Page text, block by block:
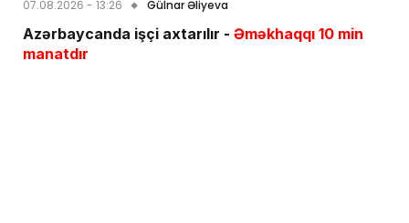
07.08.2026 - 13:26 Gülnar Əliyeva
Azərbaycanda işçi axtarılır - Əməkhaqqı 10 min
manatdır